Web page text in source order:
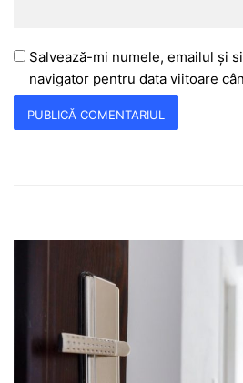
Salvează-mi numele, emailul și
navigator pentru data viitoare